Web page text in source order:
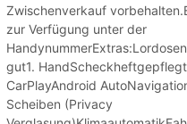
Zwischenverkauf
zur Verfügung unter der
gut1.
CarPlayAndroid
Scheiben (Privacy